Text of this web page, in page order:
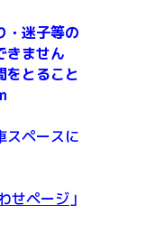
・迷子等の
きません
をとること
スペースに
せページ 」